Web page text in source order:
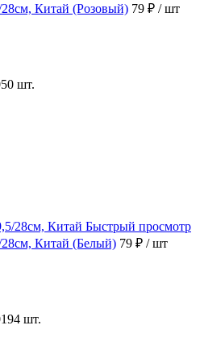
Китай (Розовый) 79 ₽ / шт
шт.
Быстрый просмотр
Китай (Белый) 79 ₽ / шт
шт.